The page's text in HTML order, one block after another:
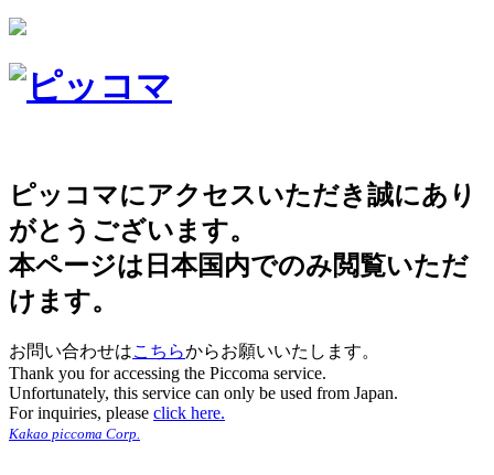
ピッコマにアクセスいただき誠にあり
がとうございます。
本ページは日本国内でのみ閲覧いただ
けます。
お問い合わせはこちらからお願いいたします。
Thank you for accessing the Piccoma service.
Unfortunately, this service can only be used from Japan.
For inquiries, please click here.
Kakao piccoma Corp.